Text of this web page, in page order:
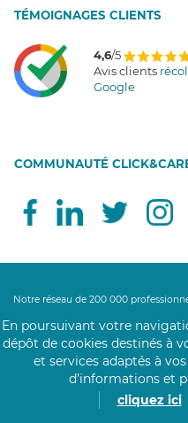
TÉMOIGNAGES CLIENTS
4,6/5
Avis clients
Google
COMMUNAUTÉ
Notre réseau de 200 000
réduite au domicile des personnes
soignantes et auxiliaires de vie
France pour les gestes et actes
maintien à domicile ? Nos auxiliaires
personne : maintien du lien social,
En poursuivant votre
dépôt de cookies destinés à
et services adaptés à
d’informations et
cliquez ici